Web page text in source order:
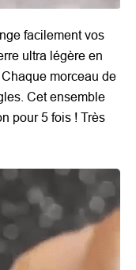
facilement vos
ultra légère en
morceau de
Cet ensemble
pour 5 fois ! Très